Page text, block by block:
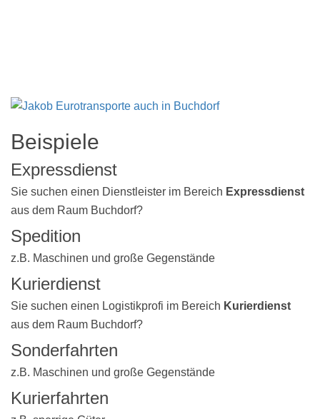
Beispiele
Expressdienst
Sie suchen einen Dienstleister im Bereich Expressdienst
aus dem Raum Buchdorf?
Spedition
z.B. Maschinen und große Gegenstände
Kurierdienst
Sie suchen einen Logistikprofi im Bereich Kurierdienst
aus dem Raum Buchdorf?
Sonderfahrten
z.B. Maschinen und große Gegenstände
Kurierfahrten